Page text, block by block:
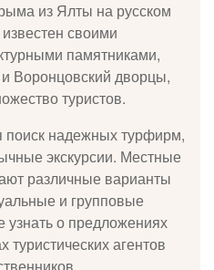
из Ялты на русском
своими
памятниками,
Воронцовский дворцы,
туристов.
надежных турфирм,
экскурсии. Местные
различные варианты
и групповые
о предложениях
туристических агентов